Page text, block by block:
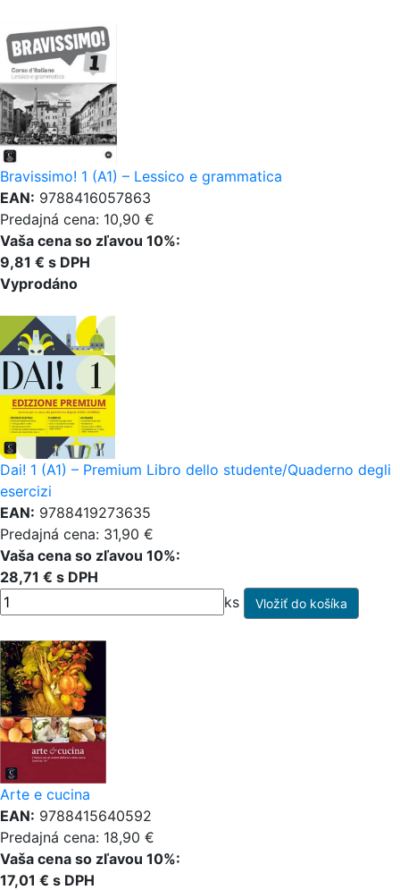
Bravissimo! 1 (A1) – Lessico e grammatica
EAN: 9788416057863
Predajná cena: 10,90 €
Vaša cena so zľavou 10%:
9,81 € s DPH
Vyprodáno
Dai! 1 (A1) – Premium Libro dello studente/Quaderno degli
esercizi
EAN: 9788419273635
Predajná cena: 31,90 €
Vaša cena so zľavou 10%:
28,71 € s DPH
ks
Arte e cucina
EAN: 9788415640592
Predajná cena: 18,90 €
Vaša cena so zľavou 10%:
17,01 € s DPH